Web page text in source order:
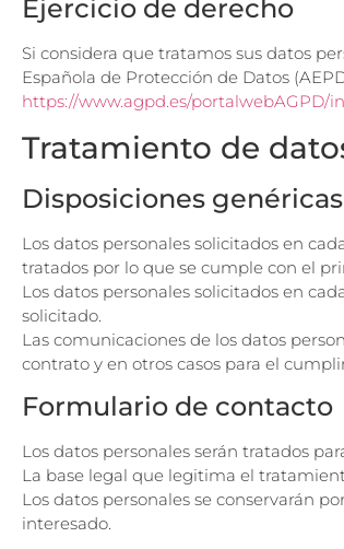
Ejercicio de derecho
Si considera que tratamos sus datos
Española de Protección de Datos
https://www.agpd.es/portalwebAGPD/
Tratamiento de
Disposiciones genéricas
Los datos personales solicitados en
tratados por lo que se cumple con el
Los datos personales solicitados en
solicitado.
Las comunicaciones de los datos
contrato y en otros casos para el
Formulario de contacto
Los datos personales serán tratados
La base legal que legitima el
Los datos personales se conservarán
interesado.